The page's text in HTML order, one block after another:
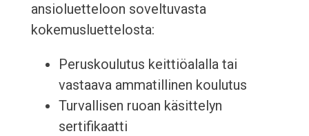
ansioluetteloon soveltuvasta
kokemusluettelosta:
Peruskoulutus keittiöalalla tai
vastaava ammatillinen koulutus
Turvallisen ruoan käsittelyn
sertifikaatti